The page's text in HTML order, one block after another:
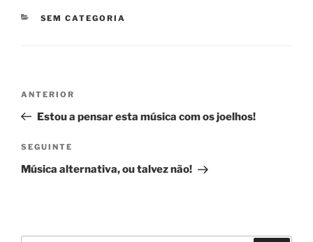
CATEGORIAS
SEM CATEGORIA
artigos
Conteúdo
anterior
ANTERIOR
Estou a pensar esta música com os joelhos!
Conteúdo
seguinte
SEGUINTE
Música alternativa, ou talvez não!